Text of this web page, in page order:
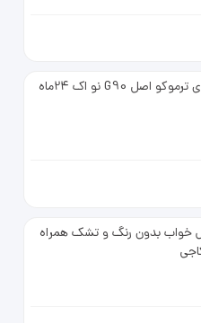
اجاق گاز صفحه ای ترموکو اصل G90 نو اک 24ماه
بدون رنگ و تشک همراه